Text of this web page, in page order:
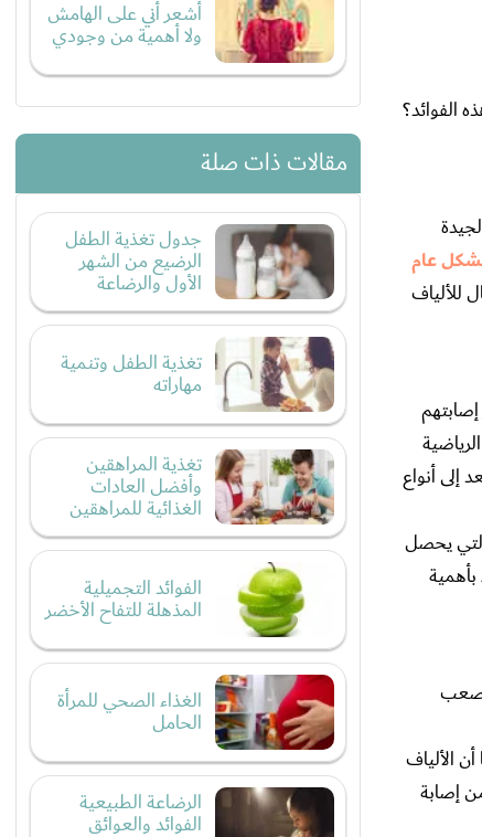
الفوائد؟
عام
للألياف
إلى أنواع
التي يحصل
بأهمية
أصعب
الألياف
إصابة
أشعر أني على الهامش
ولا أهمية من وجودي
مقالات ذات صلة
جدول تغذية الطفل
الرضيع من الشهر
الأول والرضاعة
تغذية الطفل وتنمية
مهاراته
تغذية المراهقين
وأفضل العادات
الغذائية للمراهقين
الفوائد التجميلية
المذهلة للتفاح الأخضر
الغذاء الصحي للمرأة
الحامل
الرضاعة الطبيعية
الفوائد والعوائق